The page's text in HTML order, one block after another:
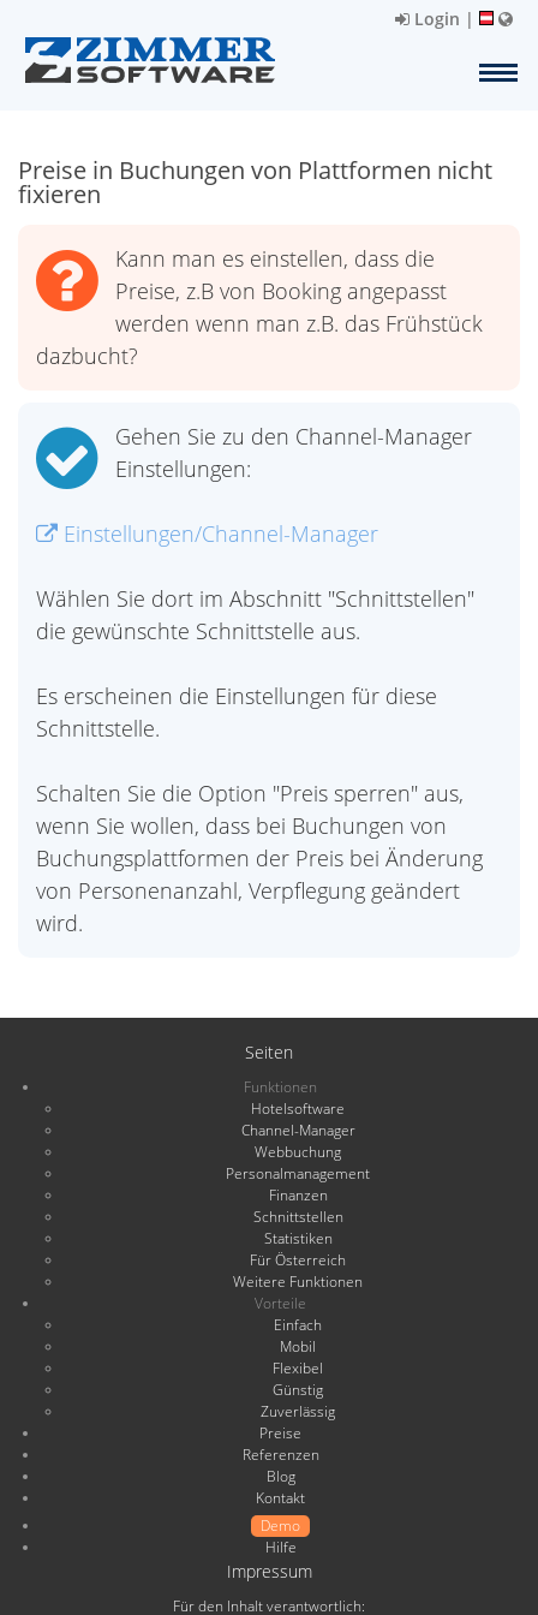
Login |
Preise in Buchungen von Plattformen nicht
fixieren
Kann man es einstellen, dass die
Preise, z.B von Booking angepasst
werden wenn man z.B. das Frühstück
dazbucht?
Gehen Sie zu den Channel-Manager
Einstellungen:
Einstellungen/Channel-Manager
Wählen Sie dort im Abschnitt "Schnittstellen"
die gewünschte Schnittstelle aus.
Es erscheinen die Einstellungen für diese
Schnittstelle.
Schalten Sie die Option "Preis sperren" aus,
wenn Sie wollen, dass bei Buchungen von
Buchungsplattformen der Preis bei Änderung
von Personenanzahl, Verpflegung geändert
wird.
Seiten
Funktionen
Hotelsoftware
Channel-Manager
Webbuchung
Personalmanagement
Finanzen
Schnittstellen
Statistiken
Für Österreich
Weitere Funktionen
Vorteile
Einfach
Mobil
Flexibel
Günstig
Zuverlässig
Preise
Referenzen
Blog
Kontakt
Demo
Hilfe
Impressum
Für den Inhalt verantwortlich: